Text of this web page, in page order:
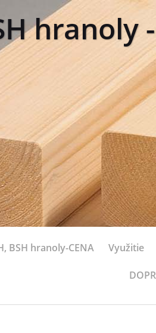
hranoly
BSH hranoly-CENA Využitie